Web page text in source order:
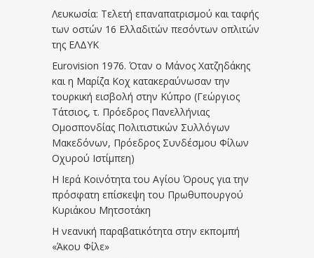
Λευκωσία: Τελετή επαναπατρισμού και ταφής
των οστών 16 Ελλαδιτών πεσόντων οπλιτών
της ΕΛΔΥΚ
Eurovision 1976. Όταν ο Μάνος Χατζηδάκης
και η Μαρίζα Κοχ κατακεραύνωσαν την
τουρκική εισβολή στην Κύπρο (Γεώργιος
Τάτσιος, τ. Πρόεδρος Πανελλήνιας
Ομοσπονδίας Πολιτιστικών Συλλόγων
Μακεδόνων, Πρόεδρος Συνδέσμου Φίλων
Οχυρού Ιστίμπεη)
Η Ιερά Κοινότητα του Αγίου Όρους για την
πρόσφατη επίσκεψη του Πρωθυπουργού
Κυριάκου Μητσοτάκη
Η νεανική παραβατικότητα στην εκπομπή
«Άκου Φίλε»